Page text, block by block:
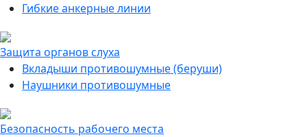
Гибкие анкерные линии
Защита органов слуха
Вкладыши противошумные (беруши)
Наушники противошумные
Безопасность рабочего места